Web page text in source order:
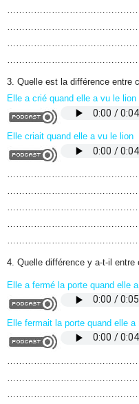
3. Quelle est la différence entre
Elle a crié quand elle a vu le lion
Elle criait quand elle a vu le lion
4. Quelle différence y a-t-il entre
Elle a fermé la porte quand elle
Elle fermait la porte quand elle a